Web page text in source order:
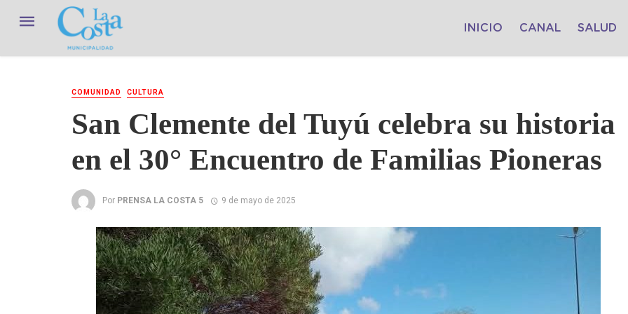
INICIO CANAL SALUD
COMUNIDAD CULTURA
San Clemente del Tuyú celebra su historia
en el 30° Encuentro de Familias Pioneras
Por PRENSA LA COSTA 5 9 de mayo de 2025